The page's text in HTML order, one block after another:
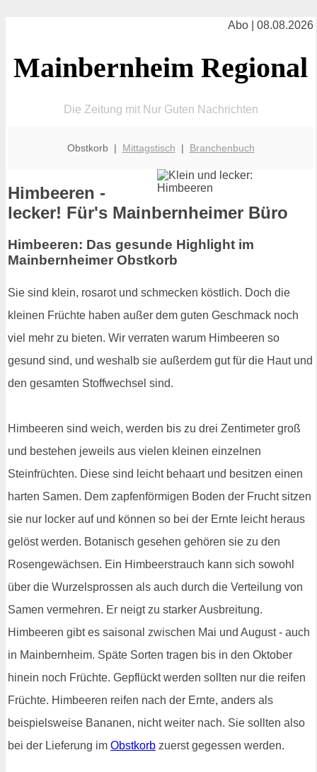
Abo | 08.08.2026
Mainbernheim Regional
Die Zeitung mit Nur Guten Nachrichten
Obstkorb | Mittagstisch | Branchenbuch
Himbeeren -
lecker! Für's Mainbernheimer Büro
Himbeeren: Das gesunde Highlight im
Mainbernheimer Obstkorb
Sie sind klein, rosarot und schmecken köstlich. Doch die
kleinen Früchte haben außer dem guten Geschmack noch
viel mehr zu bieten. Wir verraten warum Himbeeren so
gesund sind, und weshalb sie außerdem gut für die Haut und
den gesamten Stoffwechsel sind.
Himbeeren sind weich, werden bis zu drei Zentimeter groß
und bestehen jeweils aus vielen kleinen einzelnen
Steinfrüchten. Diese sind leicht behaart und besitzen einen
harten Samen. Dem zapfenförmigen Boden der Frucht sitzen
sie nur locker auf und können so bei der Ernte leicht heraus
gelöst werden. Botanisch gesehen gehören sie zu den
Rosengewächsen. Ein Himbeerstrauch kann sich sowohl
über die Wurzelsprossen als auch durch die Verteilung von
Samen vermehren. Er neigt zu starker Ausbreitung.
Himbeeren gibt es saisonal zwischen Mai und August - auch
in Mainbernheim. Späte Sorten tragen bis in den Oktober
hinein noch Früchte. Gepflückt werden sollten nur die reifen
Früchte. Himbeeren reifen nach der Ernte, anders als
beispielsweise Bananen, nicht weiter nach. Sie sollten also
bei der Lieferung im Obstkorb zuerst gegessen werden.